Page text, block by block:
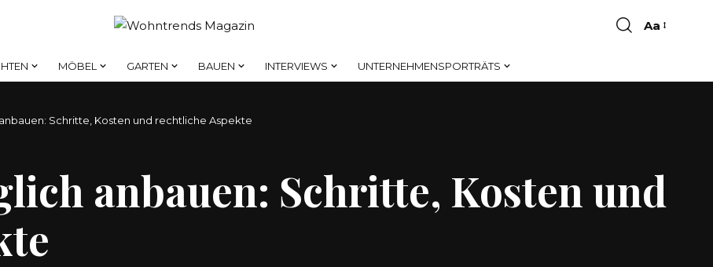
Font
Aa
MÖBEL GARTEN BAUEN INTERVIEWS UNTERNEHMENSPORTRÄTS
Schritte, Kosten und rechtliche Aspekte
anbauen: Schritte, Kosten und